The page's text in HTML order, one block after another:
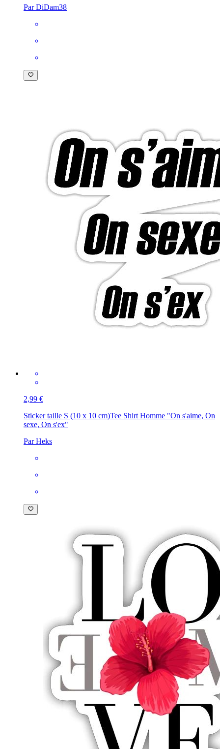
Par DiDam38
2,99 €
Sticker taille S (10 x 10 cm)Tee Shirt Homme "On s'aime, On
sexe, On s'ex"
Par Heks